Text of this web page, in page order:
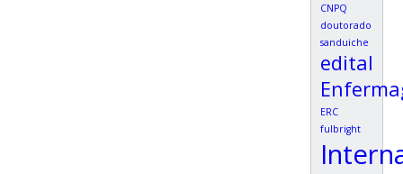
CNPQ
doutorado
sanduiche
edital
ERC
fulbright